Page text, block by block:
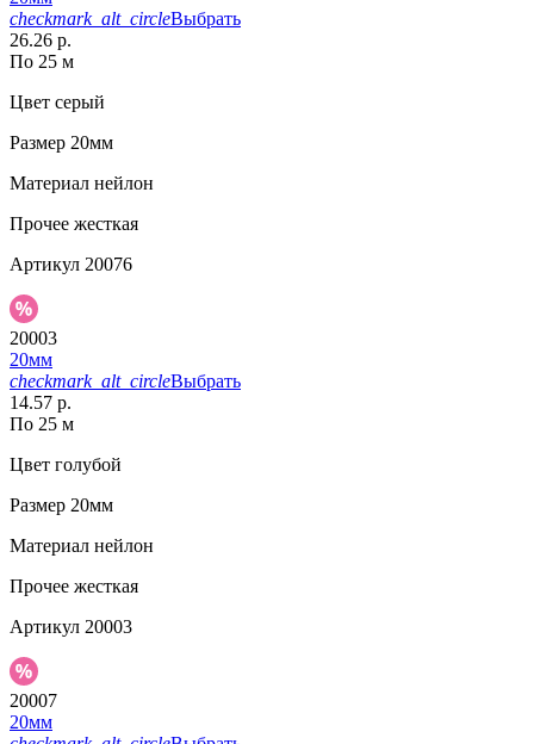
checkmark_alt_circleВыбрать
26.26 р.
По 25 м
Цвет серый
Размер 20мм
Материал нейлон
Прочее жесткая
Артикул 20076
20003
20мм
checkmark_alt_circleВыбрать
14.57 р.
По 25 м
Цвет голубой
Размер 20мм
Материал нейлон
Прочее жесткая
Артикул 20003
20007
20мм